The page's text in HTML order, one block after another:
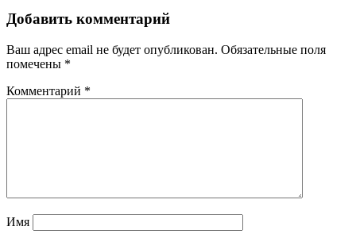
Добавить комментарий
Ваш адрес email не будет опубликован. Обязательные поля
помечены *
Комментарий *
Имя